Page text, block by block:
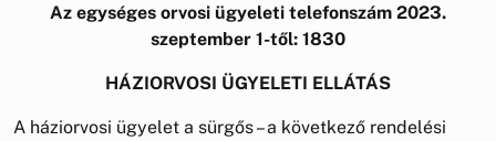
Az egységes orvosi ügyeleti telefonszám 2023.
szeptember 1-től: 1830
HÁZIORVOSI ÜGYELETI ELLÁTÁS
A háziorvosi ügyelet a sürgős – a következő rendelési